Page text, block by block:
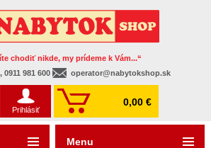
chodiť nikde, my prídeme k Vám...“
0911 981 600
operator@nabytokshop.sk
Prihlásiť
0,00 €
Menu